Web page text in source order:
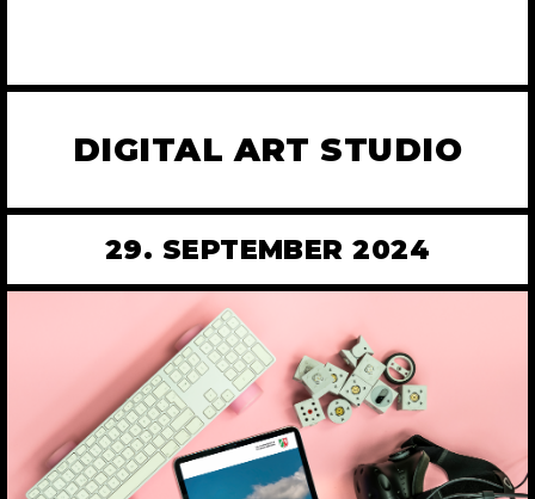
DIGITAL ART STUDIO
29. SEPTEMBER 2024